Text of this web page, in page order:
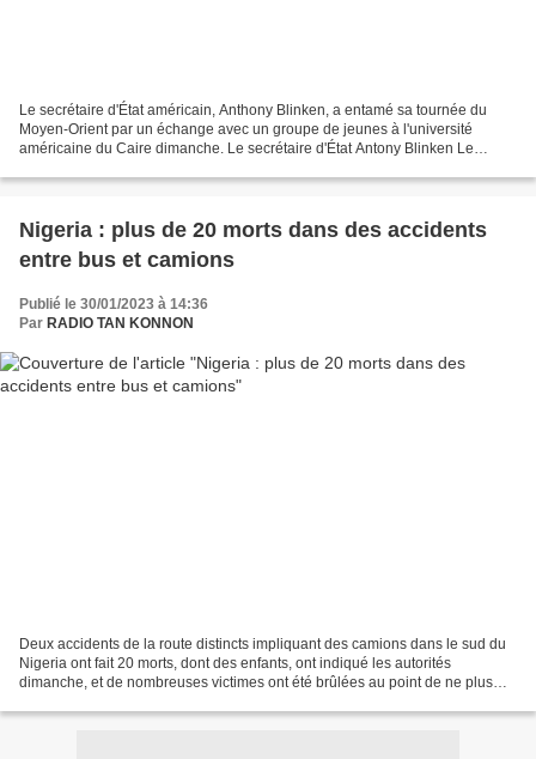
Le secrétaire d'État américain, Anthony Blinken, a entamé sa tournée du
Moyen-Orient par un échange avec un groupe de jeunes à l'université
américaine du Caire dimanche. Le secrétaire d'État Antony Blinken Le
Nigeria : plus de 20 morts dans des accidents
entre bus et camions
Publié le 30/01/2023 à 14:36
Par RADIO TAN KONNON
Deux accidents de la route distincts impliquant des camions dans le sud du
Nigeria ont fait 20 morts, dont des enfants, ont indiqué les autorités
dimanche, et de nombreuses victimes ont été brûlées au point de ne plus